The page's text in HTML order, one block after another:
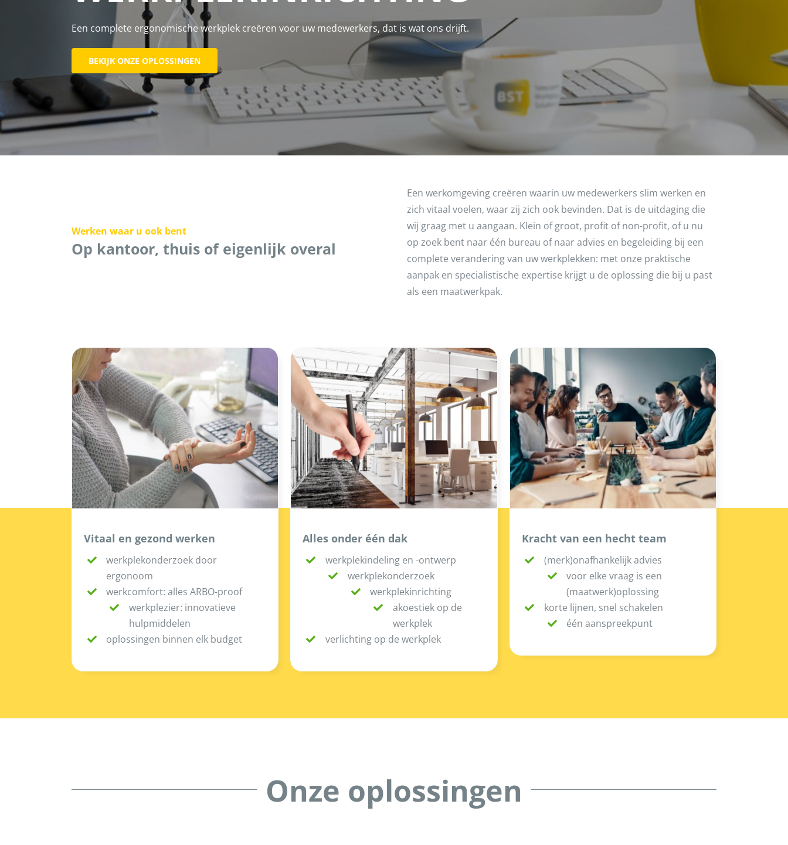
Een complete ergonomische werkplek creëren voor uw medewerkers, dat is wat ons drijft.
BEKIJK ONZE OPLOSSINGEN
Werken waar u ook bent
Op kantoor, thuis of eigenlijk overal
Een werkomgeving creëren waarin uw medewerkers slim werken en
zich vitaal voelen, waar zij zich ook bevinden. Dat is de uitdaging die
wij graag met u aangaan. Klein of groot, profit of non-profit, of u nu
op zoek bent naar één bureau of naar advies en begeleiding bij een
complete verandering van uw werkplekken: met onze praktische
aanpak en specialistische expertise krijgt u de oplossing die bij u past
als een maatwerkpak.
Vitaal en gezond werken
werkplekonderzoek door
ergonoom
werkcomfort: alles ARBO-proof
werkplezier: innovatieve
hulpmiddelen
oplossingen binnen elk budget
Alles onder één dak
werkplekindeling en -ontwerp
werkplekonderzoek
werkplekinrichting
akoestiek op de
werkplek
verlichting op de werkplek
Kracht van een hecht team
(merk)onafhankelijk advies
voor elke vraag is een
(maatwerk)oplossing
korte lijnen, snel schakelen
één aanspreekpunt
Onze oplossingen